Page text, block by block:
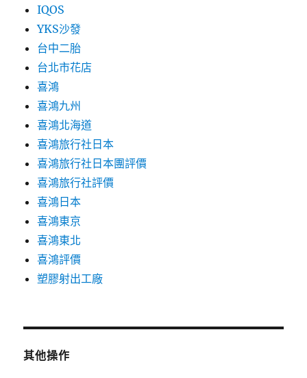
IQOS
YKS沙發
台中二胎
台北市花店
喜鴻
喜鴻九州
喜鴻北海道
喜鴻旅行社日本
喜鴻旅行社日本團評價
喜鴻旅行社評價
喜鴻日本
喜鴻東京
喜鴻東北
喜鴻評價
塑膠射出工廠
其他操作